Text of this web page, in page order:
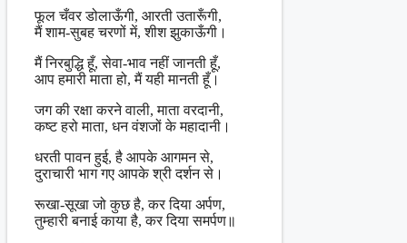
फूल चँवर डोलाऊँगी, आरती उतारूँगी,
मैं शाम-सुबह चरणों में, शीश झुकाऊँगी।
मैं निरबुद्धि हूँ, सेवा-भाव नहीं जानती हूँ,
आप हमारी माता हो, मैं यही मानती हूँ।
जग की रक्षा करने वाली, माता वरदानी,
कष्ट हरो माता, धन वंशजों के महादानी।
धरती पावन हुई, है आपके आगमन से,
दुराचारी भाग गए आपके श्री दर्शन से।
रूखा-सूखा जो कुछ है, कर दिया अर्पण,
तुम्हारी बनाई काया है, कर दिया समर्पण॥